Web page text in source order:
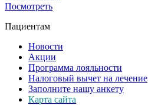
Посмотреть
Пациентам
Новости
Акции
Программа лояльности
Налоговый вычет на лечение
Заполните нашу анкету
Карта сайта